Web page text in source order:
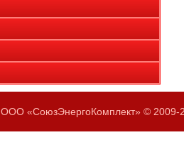
ООО «СоюзЭнергоКомплект» © 2009-